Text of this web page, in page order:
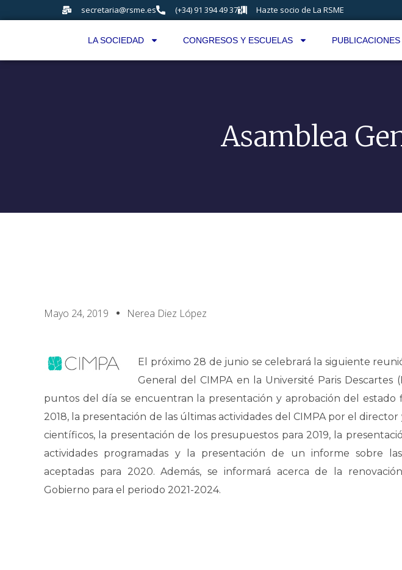
secretaria@rsme.es (+34) 91 394 49 37 Hazte socio de La RSME
LA SOCIEDAD CONGRESOS Y ESCUELAS PUBLICACIONES
Asamblea
Mayo 24, 2019 Nerea Diez López
El próximo 28 de junio se celebrará la siguiente
General del CIMPA en la Université Paris Descartes
puntos del día se encuentran la presentación y aprobación del estado
2018, la presentación de las últimas actividades del CIMPA por el director
científicos, la presentación de los presupuestos para 2019, la
actividades programadas y la presentación de un informe sobre las
aceptadas para 2020. Además, se informará acerca de la
Gobierno para el periodo 2021-2024.